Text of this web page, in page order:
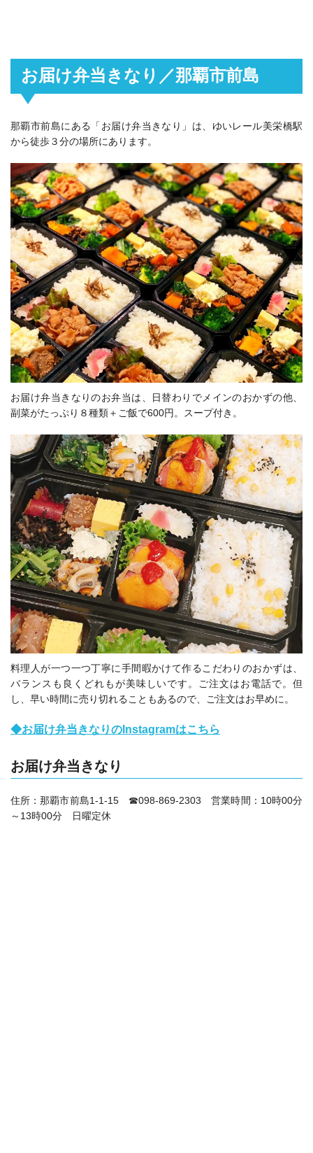
お届け弁当きなり／那覇市前島
那覇市前島にある「お届け弁当きなり」は、ゆいレール美栄橋駅
から徒歩３分の場所にあります。
お届け弁当きなりのお弁当は、日替わりでメインのおかずの他、
副菜がたっぷり８種類＋ご飯で600円。スープ付き。
料理人が一つ一つ丁寧に手間暇かけて作るこだわりのおかずは、
バランスも良くどれもが美味しいです。ご注文はお電話で。但
し、早い時間に売り切れることもあるので、ご注文はお早めに。
◆お届け弁当きなりのInstagramはこちら
お届け弁当きなり
住所：那覇市前島1-1-15 ☎098-869-2303営業時間：10時00分
～13時00分 日曜定休